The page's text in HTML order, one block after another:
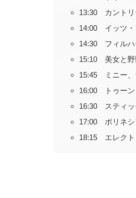
13:30 カントリ
14:00 イッツ・
14:30 フィルハ
15:10 美女と野
15:45 ミニー、
16:00 トゥーン
16:30 スティッ
17:00 ポリネシ
18:15 エレクト